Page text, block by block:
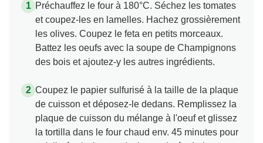
Préchauffez le four à 180°C. Séchez les tomates
et coupez-les en lamelles. Hachez grossièrement
les olives. Coupez le feta en petits morceaux.
Battez les oeufs avec la soupe de Champignons
des bois et ajoutez-y les autres ingrédients.
Coupez le papier sulfurisé à la taille de la plaque
de cuisson et déposez-le dedans. Remplissez la
plaque de cuisson du mélange à l'oeuf et glissez
la tortilla dans le four chaud env. 45 minutes pour